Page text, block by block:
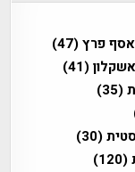
אסף פרץ(47)
אשקלון(41)
(35)
(30)
(120)